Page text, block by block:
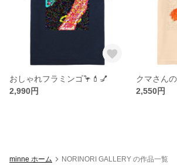
おしゃれフラミンゴ🦩💄💅
2,990円
クマさん
2,550円
minne ホーム NORINORI GALLERY の作品一覧